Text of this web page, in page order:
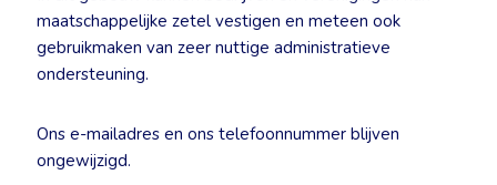
maatschappelijke zetel vestigen en meteen ook
gebruikmaken van zeer nuttige administratieve
ondersteuning.
Ons e-mailadres en ons telefoonnummer blijven
ongewijzigd.